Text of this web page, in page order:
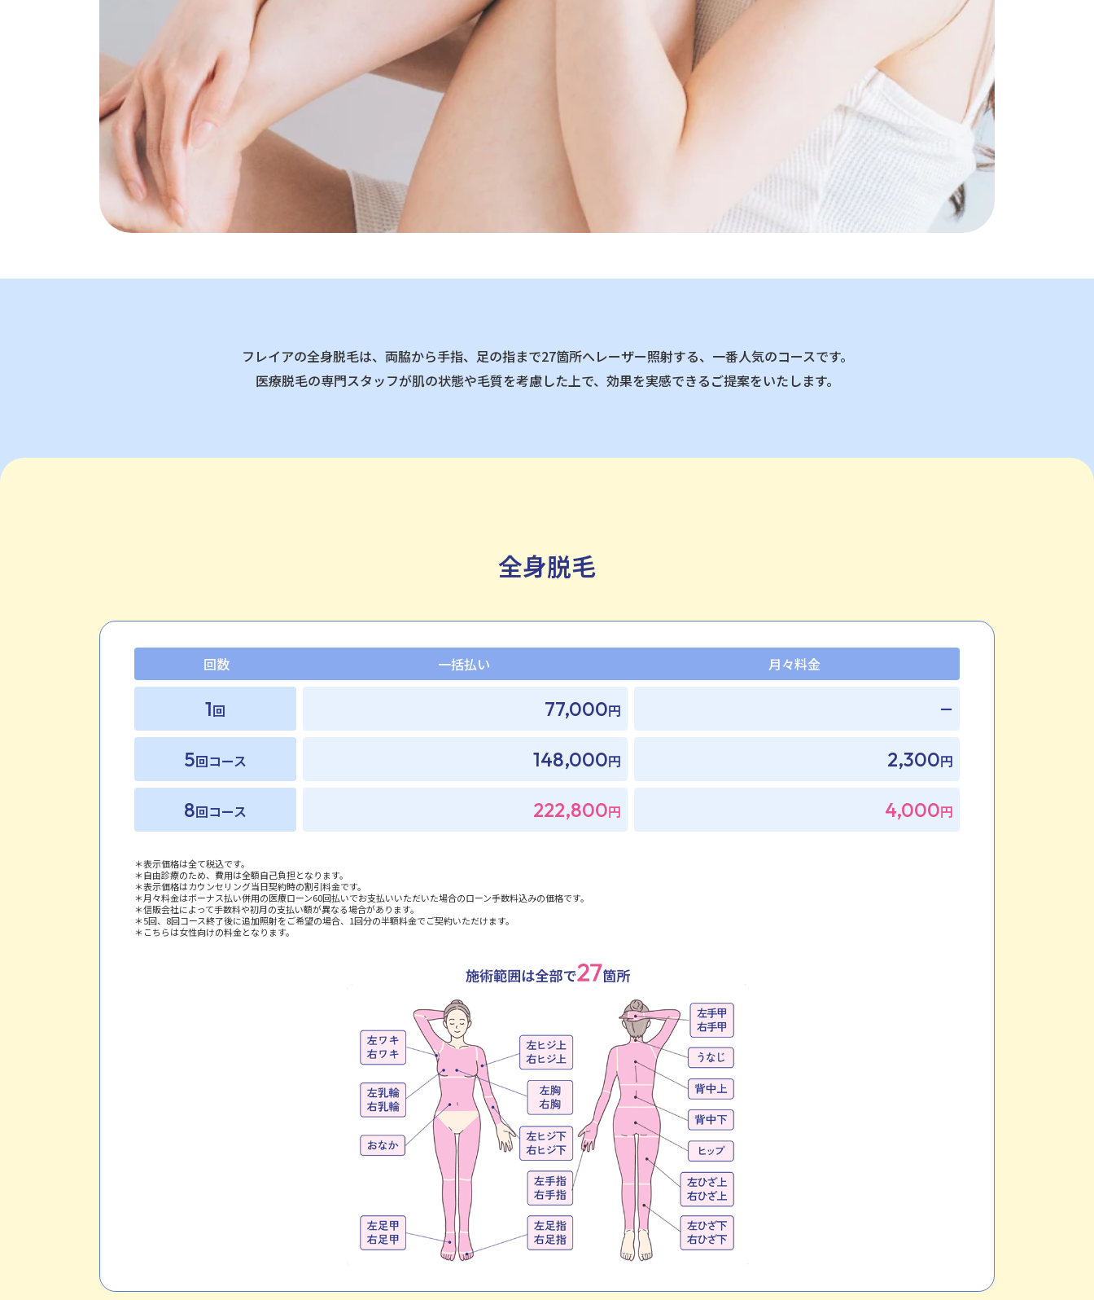
フレイアの全身脱毛は、両脇から手指、足の指まで27箇所へレーザー照射する、一番人気のコースです。
医療脱毛の専門スタッフが肌の状態や毛質を考慮した上で、効果を実感できるご提案をいたします。
全身脱毛
回数 一括払い 月々料金
1回 77,000円 ー
5回コース 148,000円 2,300円
8回コース 222,800円 4,000円
表示価格は全て税込です。
自由診療のため、費用は全額自己負担となります。
表示価格はカウンセリング当日契約時の割引料金です。
月々料金はボーナス払い併用の医療ローン60回払いでお支払いいただいた場合のローン手数料込みの価格です。
信販会社によって手数料や初月の支払い額が異なる場合があります。
5回、8回コース終了後に追加照射をご希望の場合、1回分の半額料金でご契約いただけます。
こちらは女性向けの料金となります。